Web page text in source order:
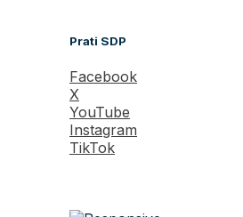
Prati SDP
Facebook
X
YouTube
Instagram
TikTok